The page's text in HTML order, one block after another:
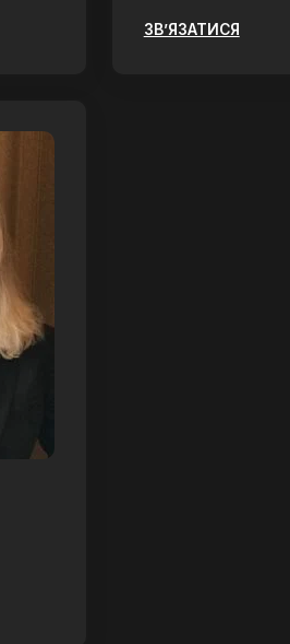
ЗВ’ЯЗАТИСЯ